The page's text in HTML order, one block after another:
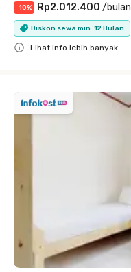
-10% Rp2.012.400 /bulan
Diskon sewa min. 12 Bulan
Lihat info lebih banyak